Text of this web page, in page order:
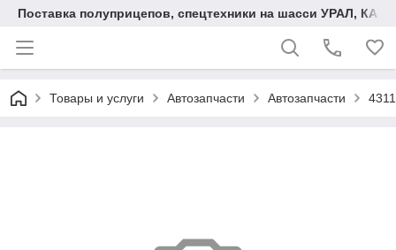
Поставка полуприцепов, спецтехники на шасси УРАЛ,
Товары и услуги Автозапчасти Автозапчасти